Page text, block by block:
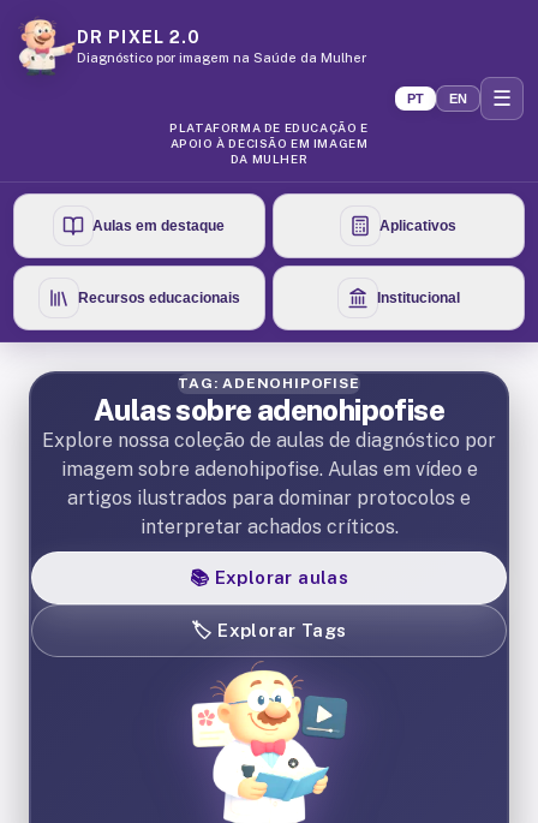
DR PIXEL 2.0
Diagnóstico por imagem na Saúde da Mulher
PLATAFORMA DE EDUCAÇÃO E
APOIO À DECISÃO EM IMAGEM
DA MULHER
PT EN ☰
Aulas em destaque Aplicativos
Recursos educacionais Institucional
TAG: ADENOHIPOFISE
Aulas sobre adenohipofise
Explore nossa coleção de aulas de diagnóstico por
imagem sobre adenohipofise. Aulas em vídeo e
artigos ilustrados para dominar protocolos e
interpretar achados críticos.
📚 Explorar aulas
🏷️ Explorar Tags